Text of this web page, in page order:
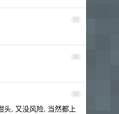
27
28
29
头, 又没风险, 当然都上